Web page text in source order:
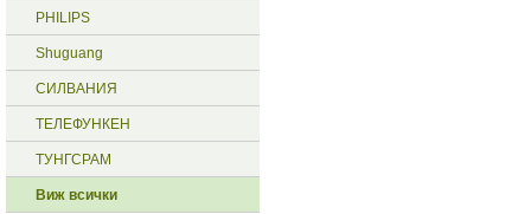
PHILIPS
Shuguang
СИЛВАНИЯ
ТЕЛЕФУНКЕН
ТУНГСРАМ
Виж всички